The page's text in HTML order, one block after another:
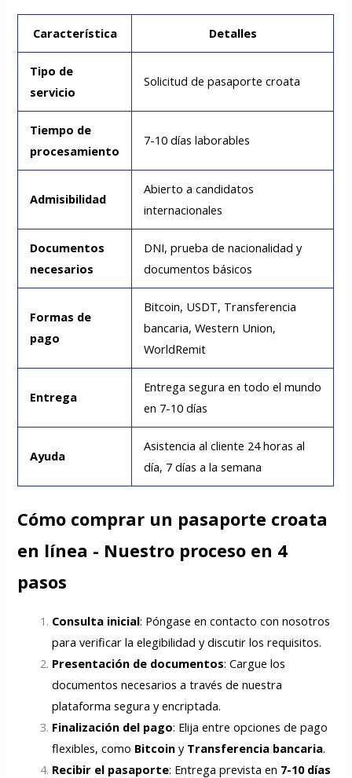
Característica Detalles
Tipo de
servicio
Solicitud de pasaporte croata
Tiempo de
procesamiento
7-10 días laborables
Admisibilidad
Abierto a candidatos
internacionales
Documentos
necesarios
DNI, prueba de nacionalidad y
documentos básicos
Formas de
pago
Bitcoin, USDT, Transferencia
bancaria, Western Union,
WorldRemit
Entrega
Entrega segura en todo el mundo
en 7-10 días
Ayuda
Asistencia al cliente 24 horas al
día, 7 días a la semana
Cómo comprar un pasaporte croata
en línea - Nuestro proceso en 4
pasos
Consulta inicial: Póngase en contacto con nosotros
para verificar la elegibilidad y discutir los requisitos.
Presentación de documentos: Cargue los
documentos necesarios a través de nuestra
plataforma segura y encriptada.
Finalización del pago: Elija entre opciones de pago
flexibles, como Bitcoin y Transferencia bancaria.
Recibir el pasaporte: Entrega prevista en 7-10 días